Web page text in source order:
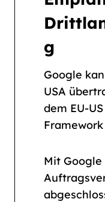
g
Google
USA
dem EU-
Mit